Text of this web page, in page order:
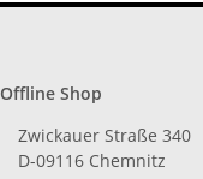
Offline Shop
Zwickauer Straße 340
D-09116 Chemnitz